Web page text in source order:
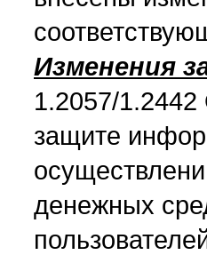
Изменения
1.2057/
защите
денежных